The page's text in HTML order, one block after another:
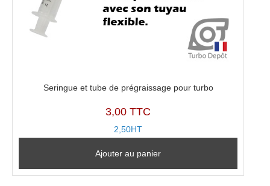
Seringue et tube de prégraissage pour turbo
3,00 TTC
2,50HT
Ajouter au panier